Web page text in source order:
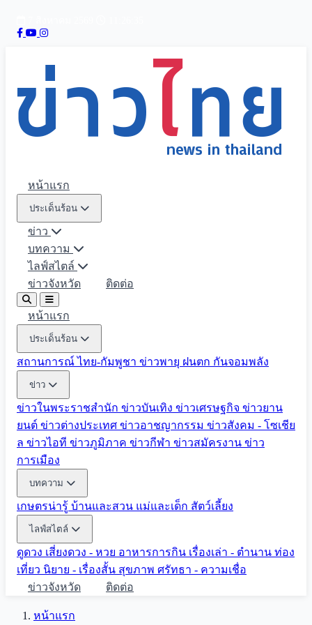
หน้าแรก
ประเด็นร้อน
ข่าว
บทความ
ไลฟ์สไตล์
ข่าวจังหวัด
ติดต่อ
หน้าแรก
ประเด็นร้อน
สถานการณ์ ไทย-กัมพูชา ข่าวพายุ ฝนตก กันจอมพลัง
ข่าว
ข่าวในพระราชสำนัก ข่าวบันเทิง ข่าวเศรษฐกิจ ข่าวยาน
ยนต์ ข่าวต่างประเทศ ข่าวอาชญากรรม ข่าวสังคม - โซเชีย
ล ข่าวไอที ข่าวภูมิภาค ข่าวกีฬา ข่าวสมัครงาน ข่าว
การเมือง
บทความ
เกษตรน่ารู้ บ้านและสวน แม่และเด็ก สัตว์เลี้ยง
ไลฟ์สไตล์
ดูดวง เสี่ยงดวง - หวย อาหารการกิน เรื่องเล่า - ตำนาน ท่อง
เที่ยว นิยาย - เรื่องสั้น สุขภาพ ศรัทธา - ความเชื่อ
ข่าวจังหวัด
ติดต่อ
หน้าแรก